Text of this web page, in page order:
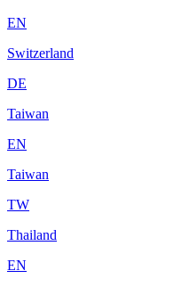
EN
Switzerland
DE
Taiwan
EN
Taiwan
TW
Thailand
EN